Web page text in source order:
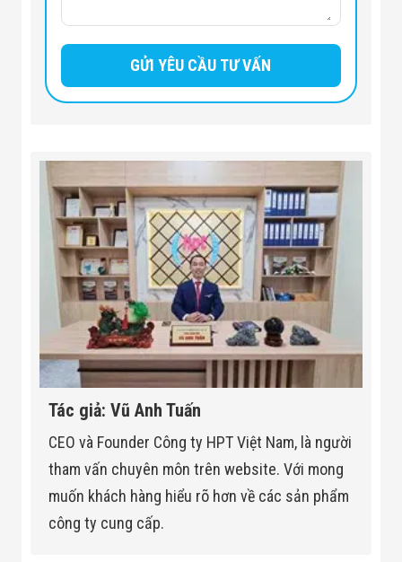
Tác giả: Vũ Anh Tuấn
CEO và Founder Công ty HPT Việt Nam, là người
tham vấn chuyên môn trên website. Với mong
muốn khách hàng hiểu rõ hơn về các sản phẩm
công ty cung cấp.